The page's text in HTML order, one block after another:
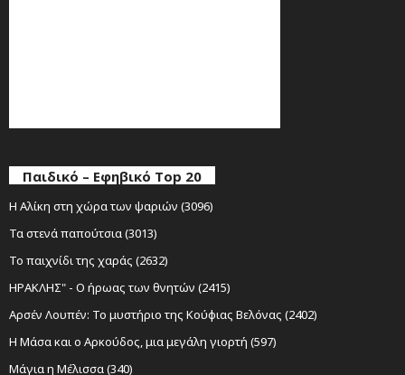
Παιδικό – Εφηβικό Top 20
Η Αλίκη στη χώρα των ψαριών (3096)
Τα στενά παπούτσια (3013)
Το παιχνίδι της χαράς (2632)
ΗΡΑΚΛΗΣ" - Ο ήρωας των θνητών (2415)
Αρσέν Λουπέν: Το μυστήριο της Κούφιας Βελόνας (2402)
Η Μάσα και ο Αρκούδος, μια μεγάλη γιορτή (597)
Μάγια η Μέλισσα (340)